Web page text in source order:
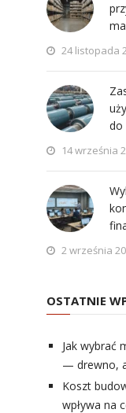
24 listopada
do
14 września
2 września
OSTATNIE
Jak wybrać
— drewno,
Koszt
wpływa na